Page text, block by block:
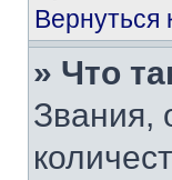
Вернуться
» Что
Звания,